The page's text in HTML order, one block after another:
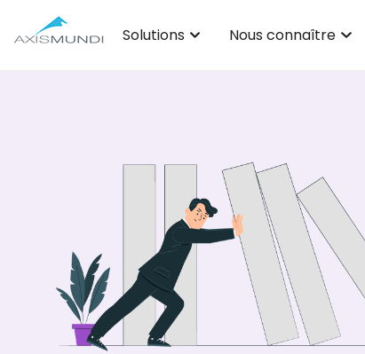
Solutions Nous connaître